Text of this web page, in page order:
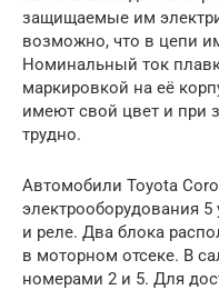
защищаемые им
возможно, что в цепи
Номинальный ток
маркировкой на её
имеют свой цвет и при
трудно.
Автомобили Toyota
электрооборудования
и реле. Два блока
в моторном отсеке. В
номерами 2 и 5. Для